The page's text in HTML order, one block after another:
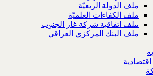
ملف الدولة الريعيّة
ملف الكفاءات العلميّة
ملف اتفاقية شركة غاز الجنوب
ملف البنك المركزي العراقي